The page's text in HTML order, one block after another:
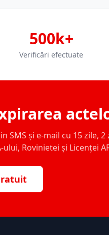
500k+
Verificări efectuate
și e-mail cu 15 zile, 2
Rovinietei și Licenței